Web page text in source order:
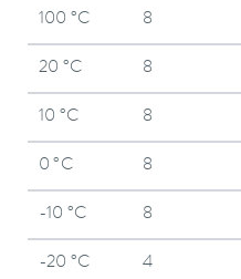
100 °C 8
20 °C 8
10 °C 8
0 °C 8
-10 °C 8
-20 °C 4